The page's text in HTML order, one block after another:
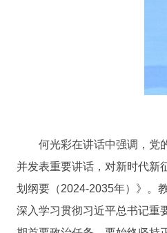
何光彩在讲话中强调，党的
并发表重要讲话，对新时代新
划纲要（2024-2035年）》。
深入学习贯彻习近平总书记重